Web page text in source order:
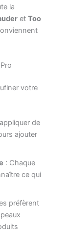
la
et Too
votre
de
ajouter
: Chaque
ce qui
préfèrent